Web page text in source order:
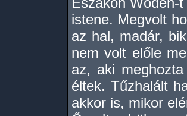
istene. Megvolt
az hal, madár,
nem volt előle
az, aki
éltek. Tűzhalált
akkor is, mikor